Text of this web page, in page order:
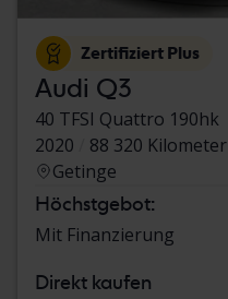
Zertifiziert Plus
Audi Q3
40 TFSI Quattro 190hk
2020
88 320 Kilometer
Getinge
Höchstgebot:
Mit Finanzierung
Direkt kaufen